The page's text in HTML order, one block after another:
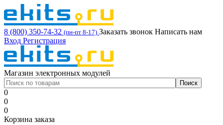
8 (800) 350-74-32 (пн-пт 8-17) Заказать звонок Написать нам
Вход Регистрация
Магазин электронных модулей
0
0
0
Корзина заказа